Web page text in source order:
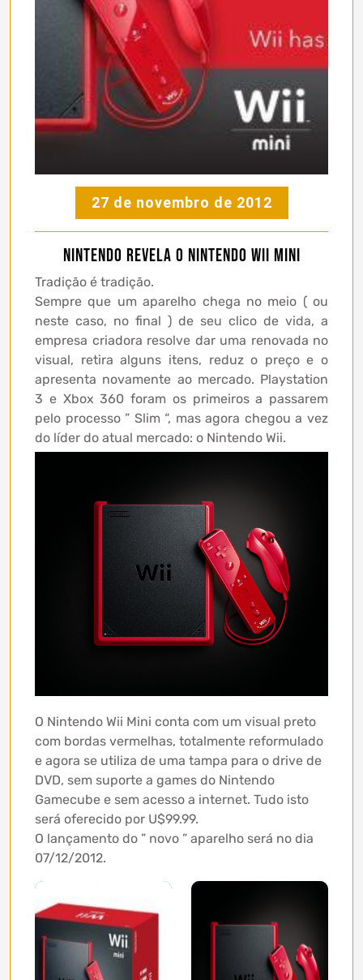
27 de novembro de 2012
Nintendo revela o Nintendo Wii Mini
Tradição é tradição.
Sempre que um aparelho chega no meio ( ou
neste caso, no final ) de seu clico de vida, a
empresa criadora resolve dar uma renovada no
visual, retira alguns itens, reduz o preço e o
apresenta novamente ao mercado. Playstation
3 e Xbox 360 foram os primeiros a passarem
pelo processo ” Slim “, mas agora chegou a vez
do líder do atual mercado: o Nintendo Wii.
O Nintendo Wii Mini conta com um visual preto
com bordas vermelhas, totalmente reformulado
e agora se utiliza de uma tampa para o drive de
DVD, sem suporte a games do Nintendo
Gamecube e sem acesso a internet. Tudo isto
será oferecido por U$99.99.
O lançamento do ” novo ” aparelho será no dia
07/12/2012.